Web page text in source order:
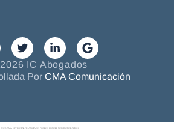
IC Abogados
Por CMA Comunicación